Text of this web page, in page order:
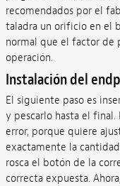
recomendados por el
taladra un orificio en el
normal que el factor de
operación.
Instalación del
El siguiente paso es
y pescarlo hasta el
error, porque quiere
exactamente la
rosca el botón de la
correcta expuesta.